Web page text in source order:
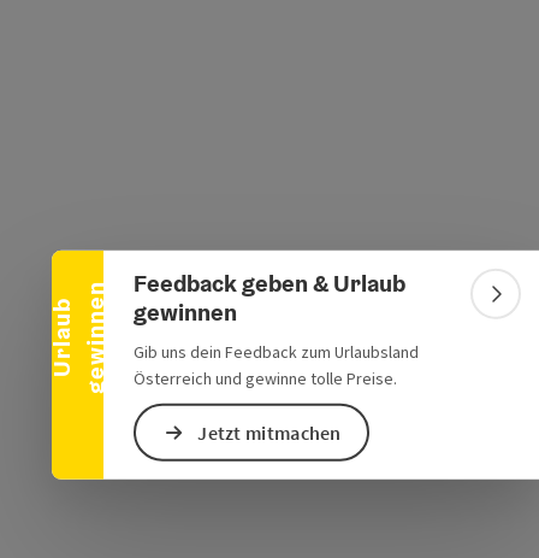
U
r
l
a
u
b
g
e
w
i
n
n
e n
Banner einklappen
Feedback geben & Urlaub
gewinnen
Gib uns dein Feedback zum Urlaubsland
Österreich und gewinne tolle Preise.
Jetzt mitmachen
öffnenöffnen